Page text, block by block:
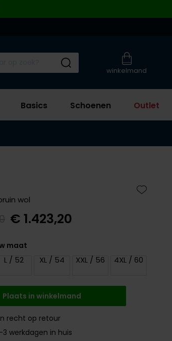
winkelmand
Submit search
Basics Schoenen Outlet
wol
Zet bij
€ 1.423,20
maat
L / 52 XL / 54 XXL / 56 4XL / 60
Plaats in winkelmand
recht op retour
3 werkdagen in huis